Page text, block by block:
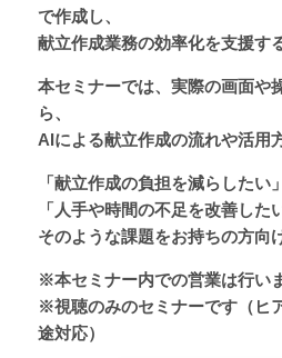
で作成し、
献立作成業務の効率化を支援す
本セミナーでは、実際の画面や
ら、
AIによる献立作成の流れや活用
「献立作成の負担を減らしたい」
「人手や時間の不足を改善した
そのような課題をお持ちの方向
※本セミナー内での営業は行い
※視聴のみのセミナーです（ヒ
途対応）